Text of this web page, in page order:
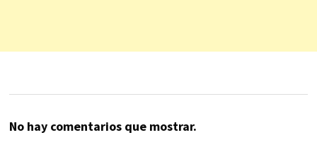
No hay comentarios que mostrar.